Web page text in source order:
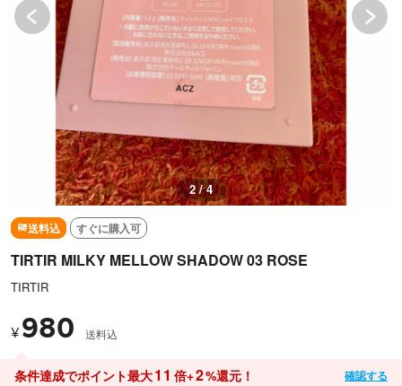
3 / 4
送料込 すぐに購入可
TIRTIR MILKY MELLOW SHADOW 03 ROSE
TIRTIR
¥ 980 送料込
条件達成でポイント最大11 倍+2%還元！ 確認する